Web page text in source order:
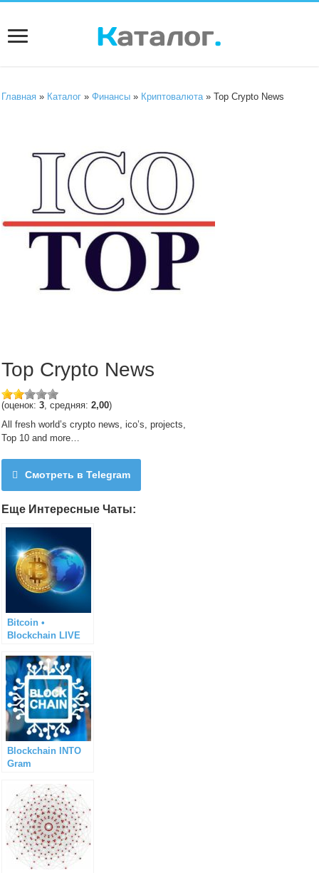
Главная » Каталог »Финансы » Криптовалюта » Top Crypto News
Top Crypto News
(оценок:3, средняя:2,00)
All fresh world’s crypto news, ico’s, projects,
Top 10 and more…
Смотреть в Telegram
Еще Интересные Чаты:
Bitcoin •
Blockchain LIVE
Blockchain INTO
Gram